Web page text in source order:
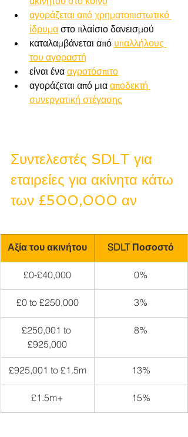
αγοράζεται από χρηματοπιστωτικό
ίδρυμα στο πλαίσιο δανεισμού
καταλαμβάνεται από υπαλλήλους
του αγοραστή
είναι ένα αγροτόσπιτο
αγοράζεται από μια αποδεκτή
συνεργατική στέγασης
Συντελεστές SDLT για
εταιρείες για ακίνητα κάτω
των £500,000 αν
Αξία του ακινήτου SDLT Ποσοστό
£0-£40,000 0%
£0 to £250,000 3%
£250,001 to
£925,000
8%
£925,001 to £1.5m 13%
£1.5m+ 15%